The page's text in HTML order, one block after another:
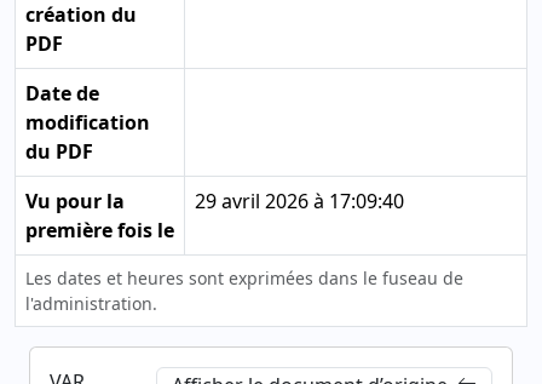
création du
PDF
Date de
modification
du PDF
Vu pour la
première fois le
29 avril 2026 à 17:09:40
Les dates et heures sont exprimées dans le fuseau de
l'administration.